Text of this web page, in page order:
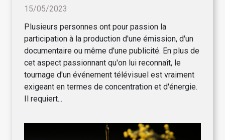
15/05/2023
Plusieurs personnes ont pour passion la
participation à la production d'une émission, d'un
documentaire ou même d'une publicité. En plus de
cet aspect passionnant qu'on lui reconnaît, le
tournage d'un événement télévisuel est vraiment
exigeant en termes de concentration et d'énergie.
Il requiert...